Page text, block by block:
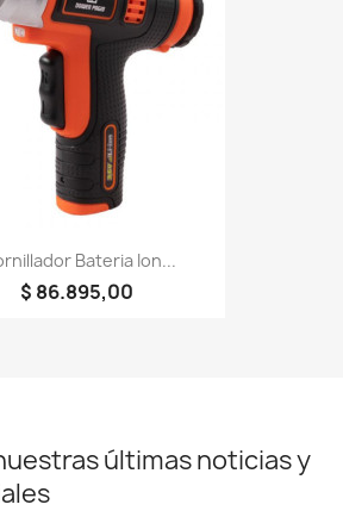
Bateria Ion...
$ 86.895,00
últimas noticias y